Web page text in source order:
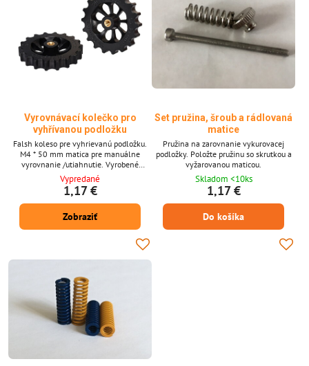
Vyrovnávací kolečko pro
vyhřívanou podložku
Falsh koleso pre vyhrievanú podložku.
M4 * 50 mm matica pre manuálne
vyrovnanie /utiahnutie. Vyrobené
injektorom z materiálu ABS. Vnútorný
priemer: 4 mm, výška: 50 mm.
Vypredané
1,17 €
Zobraziť
Set pružina, šroub a rádlovaná
matice
Pružina na zarovnanie vykurovacej
podložky. Položte pružinu so skrutkou a
vyžarovanou maticou.
Skladom <10ks
1,17 €
Do košíka